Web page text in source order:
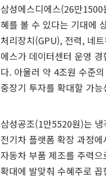
삼성에스디에스(26만
혜를 볼 수 있다는 기대에
처리장치(GPU), 전력, 네
에스가 데이터센터 운영
다. 아울러 약 4조원 수준
중장기 투자를 확대할 가
삼성공조(1만5520원)는
전기차 플랫폼 확장 과정
자동차 부품 제조를 주력
확대에 발맞춰 수혜주로 꼽